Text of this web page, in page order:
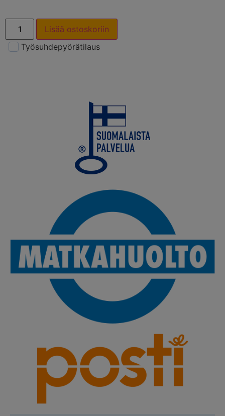
Lisää ostoskoriin
Työsuhdepyörätilaus